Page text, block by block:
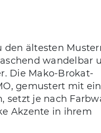
den ältesten
wandelbar
Die Mako-Brokat-
gemustert mit
setzt je nach
Akzente in ihrem